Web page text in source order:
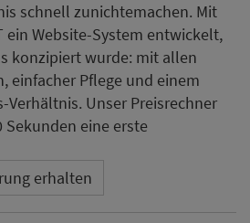
schnell zunichtemachen. Mit
ein Website-System entwickelt,
konzipiert wurde: mit allen
einfacher Pflege und einem
Verhältnis. Unser Preisrechner
eine erste
erhalten